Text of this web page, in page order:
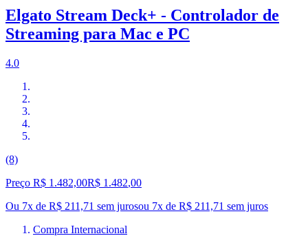
Elgato Stream Deck+ - Controlador de
Streaming para Mac e PC
4.0
(8)
Preço R$ 1.482,00R$ 1.482,00
Ou 7x de R$ 211,71 sem jurosou 7x de R$ 211,71 sem juros
Compra Internacional